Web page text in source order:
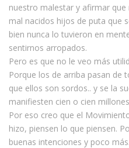
nuestro malestar y afirmar
mal nacidos hijos de puta que
bien nunca lo tuvieron en
sentirnos arropados.
Pero es que no le veo más
Porque los de arriba pasan de
que ellos son sordos.. y se la
manifiesten cien o cien
Por eso creo que el
hizo, piensen lo que piensen.
buenas intenciones y poco